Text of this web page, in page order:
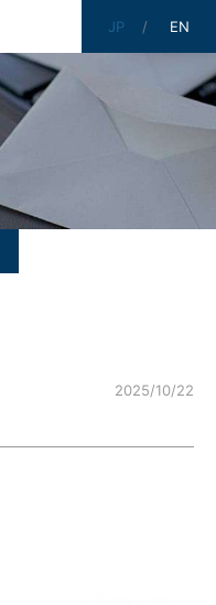
JP EN
2025/10/22